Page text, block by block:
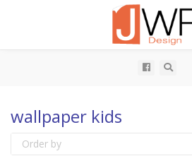
wallpaper kids
Order by